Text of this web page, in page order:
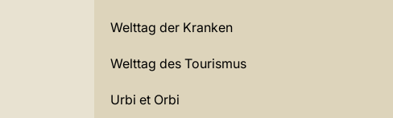
Welttag der Kranken
Welttag des Tourismus
Urbi et Orbi